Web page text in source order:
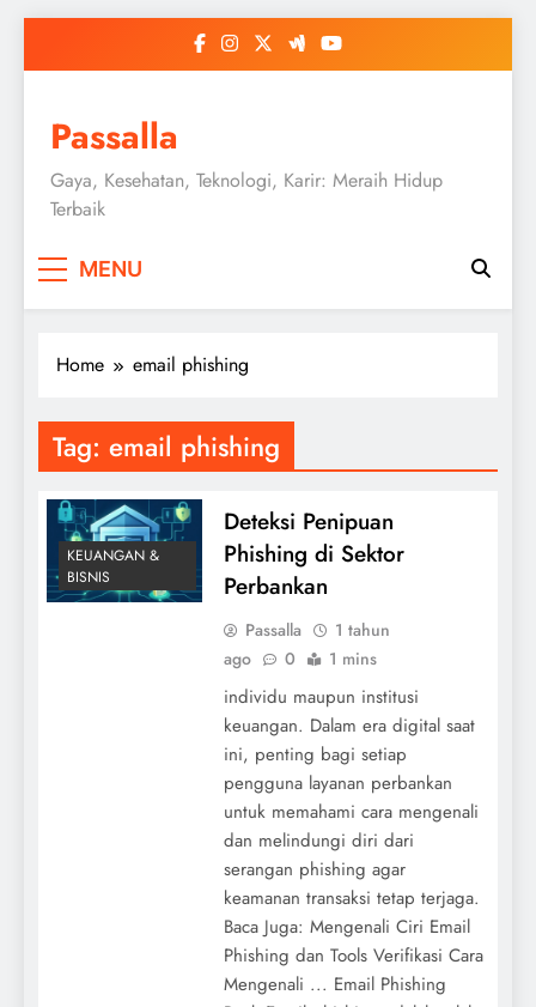
Passalla
Gaya, Kesehatan, Teknologi, Karir: Meraih Hidup
Terbaik
MENU
Home email phishing
Tag: email phishing
KEUANGAN &
BISNIS
Deteksi Penipuan
Phishing di Sektor
Perbankan
Passalla
1 tahun
ago
0 1 mins
individu maupun institusi
keuangan. Dalam era digital saat
ini, penting bagi setiap
pengguna layanan perbankan
untuk memahami cara mengenali
dan melindungi diri dari
serangan phishing agar
keamanan transaksi tetap terjaga.
Baca Juga: Mengenali Ciri Email
Phishing dan Tools Verifikasi Cara
Mengenali ... Email Phishing